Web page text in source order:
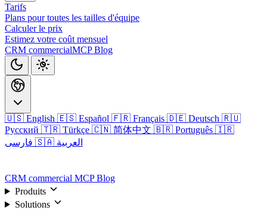
Tarifs
Plans pour toutes les tailles d'équipe
Calculer le prix
Estimez votre coût mensuel
CRM commercialMCPBlog
🇺🇸 English 🇪🇸 Español 🇫🇷 Français 🇩🇪 Deutsch 🇷🇺
Русский 🇹🇷 Türkçe 🇨🇳 简体中文 🇧🇷 Português 🇮🇷
🇸🇦 العربية
CRM commercial MCPBlog
Produits
Solutions